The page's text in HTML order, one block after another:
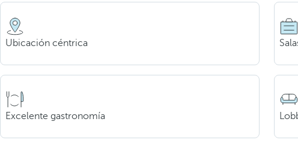
Ubicación céntrica
Excelente gastronomía